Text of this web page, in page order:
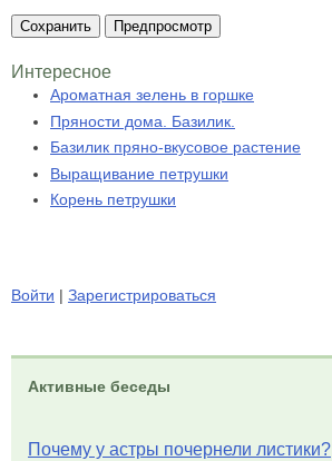
Интересное
Ароматная зелень в горшке
Пряности дома. Базилик.
Базилик пряно-вкусовое растение
Выращивание петрушки
Корень петрушки
Войти | Зарегистрироваться
Активные беседы
Почему у астры почернели листики?